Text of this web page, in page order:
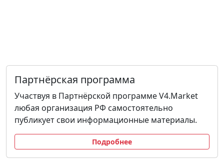
Партнёрская программа
Участвуя в Партнёрской программе V4.Market
любая организация РФ самостоятельно
публикует свои информационные материалы.
Подробнее